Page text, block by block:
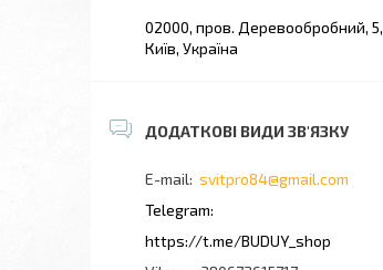
02000, пров. Деревообробний, 5,
Київ, Україна
svitpro84@gmail.com
https://t.me/BUDUY_shop